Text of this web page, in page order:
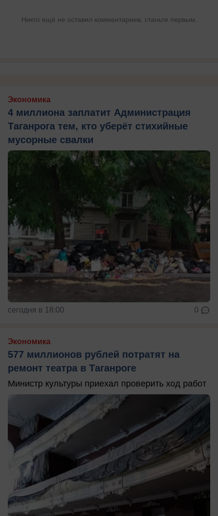
Никто ещё не оставил комментариев, станьте первым.
Экономика
4 миллиона заплатит Администрация
Таганрога тем, кто уберёт стихийные
мусорные свалки
сегодня в 18:00 0
Экономика
577 миллионов рублей потратят на
ремонт театра в Таганроге
Министр культуры приехал проверить ход работ